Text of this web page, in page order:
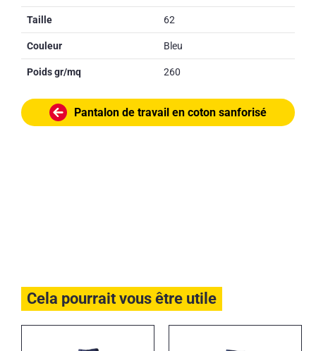
Taille 62
Couleur Bleu
Poids gr/mq 260
Pantalon de travail en coton sanforisé
Cela pourrait vous être utile